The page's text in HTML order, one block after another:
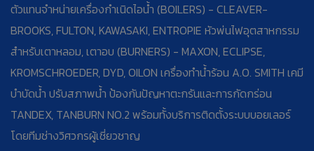
ตัวแทนจำหน่ายเครื่องกำเนิดไอน้ำ (BOILERS) - CLEAVER-
BROOKS, FULTON, KAWASAKI, ENTROPIE หัวพ่นไฟอุตสาหกรรม
สำหรับเตาหลอม, เตาอบ (BURNERS) - MAXON, ECLIPSE,
KROMSCHROEDER, DYD, OILON เครื่องทำน้ำร้อน A.O. SMITH เคมี
บำบัดน้ำ ปรับสภาพน้ำ ป้องกันปัญหาตะกรันและการกัดกร่อน
TANDEX, TANBURN NO.2 พร้อมทั้งบริการติดตั้งระบบบอยเลอร์
โดยทีมช่างวิศวกรผู้เชี่ยวชาญ